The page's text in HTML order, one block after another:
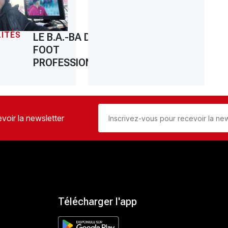
LE B.A.-BA DU
FOOT
PROFESSIONNEL
la newsletter
Télécharger l'app